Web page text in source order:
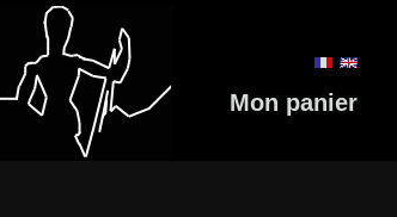
Mon panier